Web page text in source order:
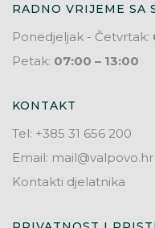
RADNO VRIJEME SA
Ponedjeljak - Četvrtak:
Petak: 07:00 – 13:00
KONTAKT
Tel: +385 31 656 200
Email: mail@valpovo.hr
Kontakti djelatnika